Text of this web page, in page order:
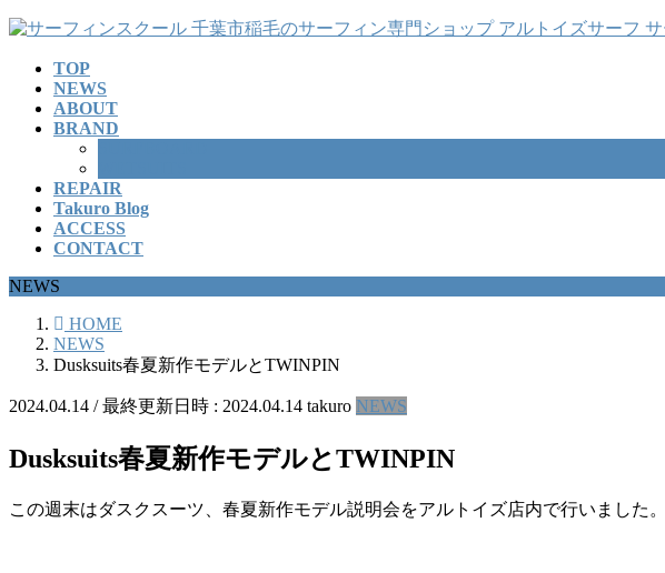
コ
ナ
TOP
NEWS
ABOUT
BRAND
REPAIR
Takuro Blog
ACCESS
CONTACT
NEWS
HOME
NEWS
Dusksuits春夏新作モデルとTWINPIN
2024.04.14 / 最終更新日時 : 2024.04.14 takuro NEWS
Dusksuits春夏新作モデルとTWINPIN
この週末はダスクスーツ、春夏新作モデル説明会をアルトイズ店内で行いました。